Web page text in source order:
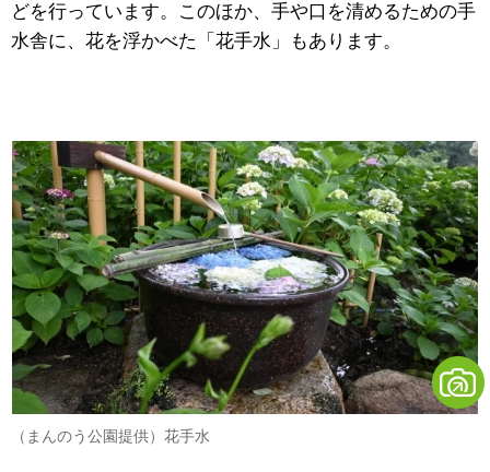
どを行っています。このほか、手や口を清めるための手
水舎に、花を浮かべた「花手水」もあります。
（まんのう公園提供）花手水